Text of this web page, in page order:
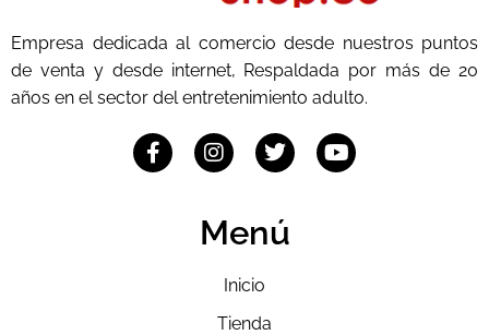
Empresa dedicada al comercio desde nuestros puntos
de venta y desde internet, Respaldada por más de 20
años en el sector del entretenimiento adulto.
Menú
Inicio
Tienda